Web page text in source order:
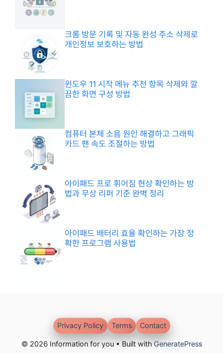
크롬 방문 기록 및 자동 완성 주소 삭제로
개인정보 보호하는 방법
윈도우 11 시작 메뉴 추천 항목 삭제와 깔
끔한 화면 구성 방법
컴퓨터 본체 소음 원인 해결하고 그래픽
카드 팬 속도 조절하는 방법
아이패드 프로 휘어짐 현상 확인하는 방
법과 무상 리퍼 기준 완벽 정리
아이패드 배터리 효율 확인하는 가장 정
확한 프로그램 사용법
© 2026 Information for you • Built with GeneratePress
Privacy Policy Terms Contact